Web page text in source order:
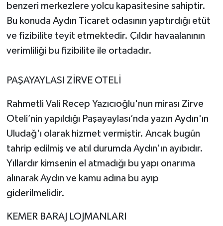
benzeri merkezlere yolcu kapasitesine sahiptir.
Bu konuda Aydın Ticaret odasının yaptırdığı etüt
ve fizibilite teyit etmektedir. Çıldır havaalanının
verimliliği bu fizibilite ile ortadadır.
PAŞAYAYLASI ZİRVE OTELİ
Rahmetli Vali Recep Yazıcıoğlu'nun mirası Zirve
Oteli’nin yapıldığı Paşayaylası’nda yazın Aydın'ın
Uludağ'ı olarak hizmet vermiştir. Ancak bugün
tahrip edilmiş ve atıl durumda Aydın'ın ayıbıdır.
Yıllardır kimsenin el atmadığı bu yapı onarıma
alınarak Aydın ve kamu adına bu ayıp
giderilmelidir.
KEMER BARAJ LOJMANLARI